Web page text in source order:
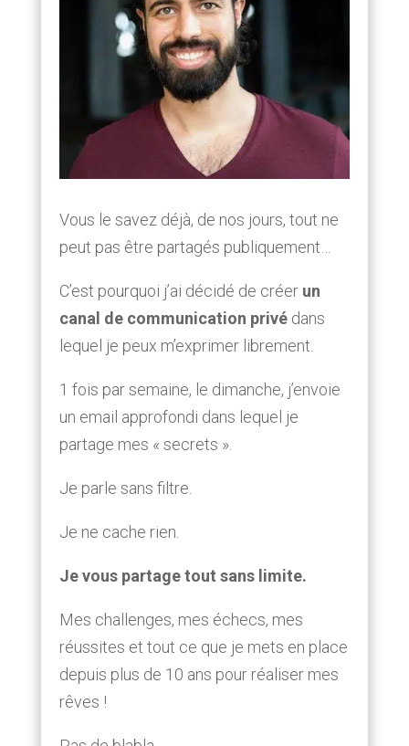
Vous le savez déjà, de nos jours, tout ne
peut pas être partagés publiquement…
C’est pourquoi j’ai décidé de créer un
canal de communication privé dans
lequel je peux m’exprimer librement.
1 fois par semaine, le dimanche, j’envoie
un email approfondi dans lequel je
partage mes « secrets ».
Je parle sans filtre.
Je ne cache rien.
Je vous partage tout sans limite.
Mes challenges, mes échecs, mes
réussites et tout ce que je mets en place
depuis plus de 10 ans pour réaliser mes
rêves !